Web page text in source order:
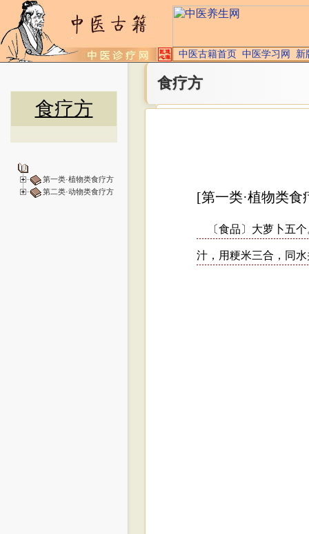
中医古籍首页 中医学习网 新
食疗方
第一类·植物类食疗方
第二类·动物类食疗方
食疗方